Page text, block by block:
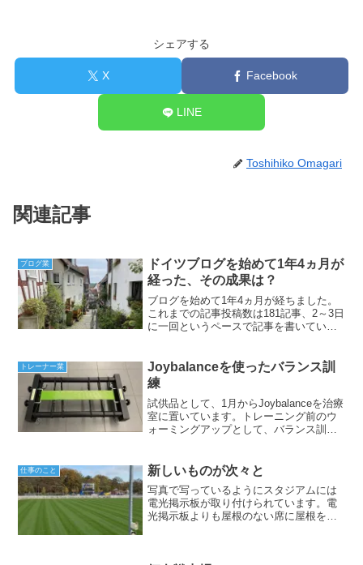
シェアする
X Facebook
LINE
Toshihiko Omagari
関連記事
ブログ業
ドイツブログを始めて1年4ヵ月が
経った、その成果は？
ブログを始めて1年4ヵ月が経ちました。
これまでの記事投稿数は181記事、2～3日
に一回というペースで記事を書いていま
ています。ネタが無いと考えるよりも、
とりあえず書こう...
トレーナー業
Joybalanceを使ったバランス訓
練
試供品として、1月からJoybalanceを治療
室に置いています。トレーニング前のウ
ォーミングアップとして、バランス訓練
す。Joybalanceとは？1本のベ...
仕事のこと 新しいものが次々と
写真で写っているようにスタジアムには
電光掲示板が取り付けられています。電
光掲示板よりも屋根のない席に屋根を取